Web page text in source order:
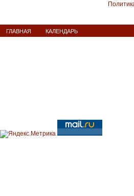
ГЛАВНАЯ КАЛЕНДАРЬ